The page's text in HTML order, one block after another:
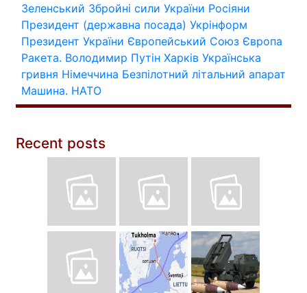
Зеленський Збройні сили України Росіяни
Президент (державна посада) Укрінформ
Президент України Європейський Союз Європа
Ракета. Володимир Путін Харків Українська
гривня Німеччина Безпілотний літальний апарат
Машина. НАТО
Recent posts